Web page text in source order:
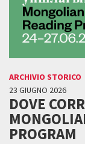
ARCHIVIO STORICO
23 GIUGNO 2026
DOVE
PROGRAM